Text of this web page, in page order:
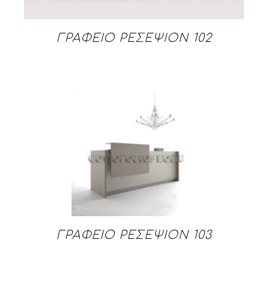
ΓΡΑΦΕΙΟ ΡΕΣΕΨΙΟΝ 102
DETAILS
ΓΡΑΦΕΙΟ ΡΕΣΕΨΙΟΝ 103